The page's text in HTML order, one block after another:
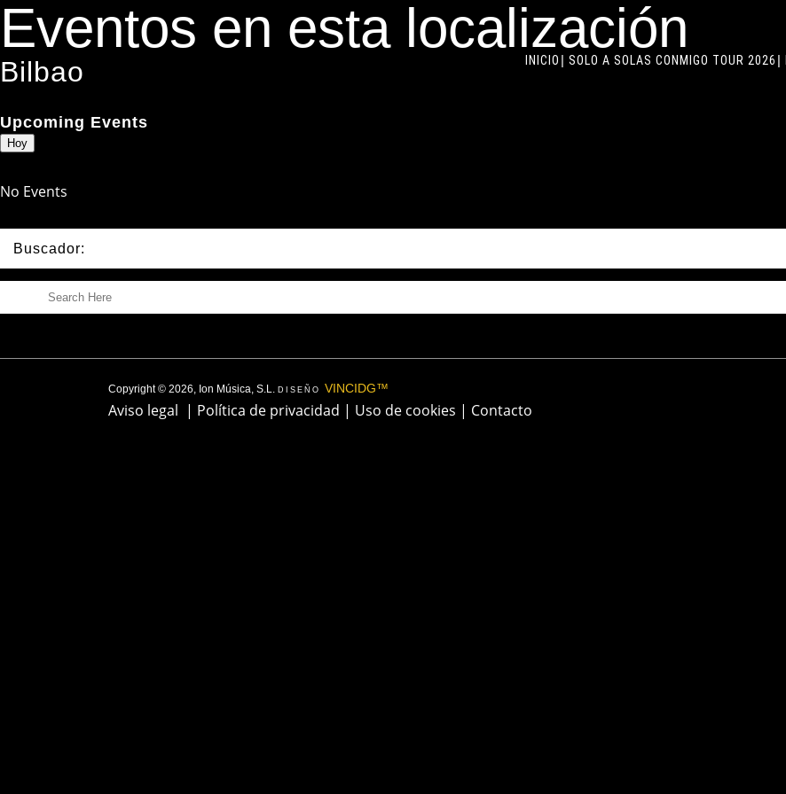
INICIO SOLO A SOLAS CONMIGO TOUR 2026
Eventos en esta localización
Bilbao
Upcoming Events
Hoy
No Events
Buscador:
Copyright © 2026, Ion Música, S.L. DISEÑO VINCIDG™
Aviso legal | Política de privacidad | Uso de cookies | Contacto